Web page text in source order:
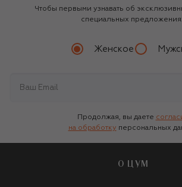
Чтобы первыми узнавать об
специальных
Женское
Продолжая, вы даете
на обработку персональных
О ЦУМ